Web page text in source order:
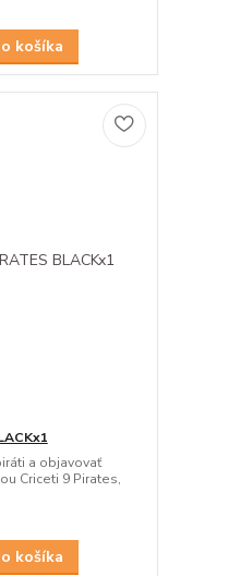
košíka
a objavovať
Criceti 9 Pirates,
košíka